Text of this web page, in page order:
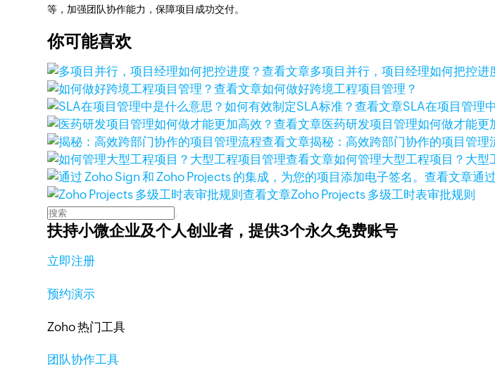
等，加强团队协作能力，保障项目成功交付。
你可能喜欢
查看文章多项目并行，项目经理如何把控进
查看文章如何做好跨境工程项目管理？
查看文章SLA在项目管理
查看文章医药研发项目管理如何做才能更
查看文章揭秘：高效跨部门协作的项目管理
查看文章如何管理大型工程项目？大型
查看文章通
查看文章Zoho Projects 多级工时表审批规则
扶持小微企业及个人创业者，提供3个永久免费账号
立即注册
预约演示
Zoho 热门工具
团队协作工具